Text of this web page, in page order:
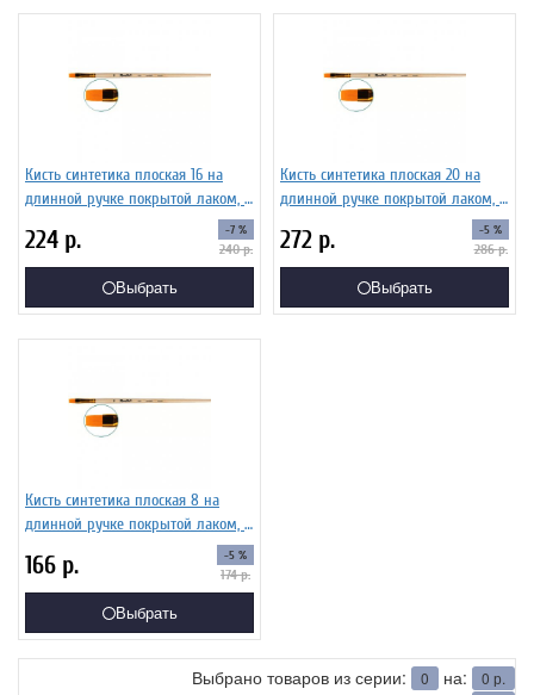
Кисть синтетика плоская 16 на
длинной ручке покрытой лаком, с
укороченной вставкой Серия 1322
ЖС2-16,02Ж
224 р. -7 %
240р.
Выбрать
Кисть синтетика плоская 20 на
длинной ручке покрытой лаком, с
укороченной вставкой Серия 1322
ЖС2-0,02Ж
272 р. -5 %
286р.
Выбрать
Кисть синтетика плоская 8 на
длинной ручке покрытой лаком, с
укороченной вставкой Серия 1322
ЖС2-08,02Ж
166 р. -5 %
174р.
Выбрать
Выбрано товаров из серии: 0 на: 0 р.